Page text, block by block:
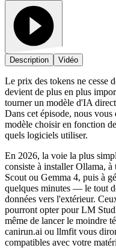
Description Vidéo
Le prix des tokens ne cesse
devient de plus en plus
tourner un modèle d'IA
Dans cet épisode, nous
modèle choisir en fonction
quels logiciels utiliser.
En 2026, la voie la plus
consiste à installer Ollama,
Scout ou Gemma 4, puis à
quelques minutes — le tout
données vers l'extérieur.
pourront opter pour LM
même de lancer le moindre
canirun.ai ou llmfit vous
compatibles avec votre